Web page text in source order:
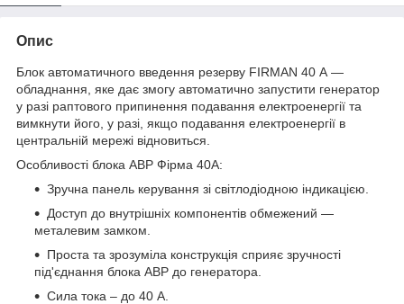
Опис
Блок автоматичного введення резерву FIRMAN 40 А —
обладнання, яке дає змогу автоматично запустити генератор
у разі раптового припинення подавання електроенергії та
вимкнути його, у разі, якщо подавання електроенергії в
центральній мережі відновиться.
Особливості блока АВР Фірма 40А:
Зручна панель керування зі світлодіодною індикацією.
Доступ до внутрішніх компонентів обмежений —
металевим замком.
Проста та зрозуміла конструкція сприяє зручності
під'єднання блока АВР до генератора.
Сила тока – до 40 А.